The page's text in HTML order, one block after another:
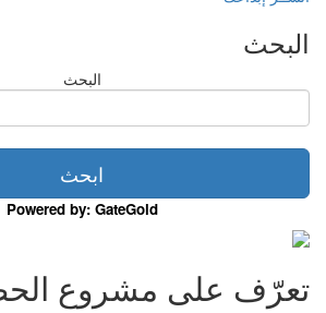
البحث
البحث
Powered by: GateGold
تعرّف على مشروع